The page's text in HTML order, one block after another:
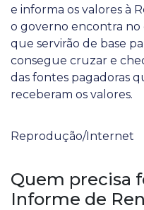
e informa os valores à
o governo encontra
que servirão de base
consegue cruzar e
das fontes pagadoras
receberam os valores.
Reprodução/Internet
Quem precisa
Informe de